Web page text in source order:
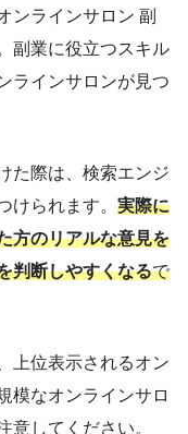
ンラインサロン 副
副業に役立つスキル
ラインサロンが見つ
た際は、検索エンジ
けられます。 実際に
方のリアルな意見を
判断しやすくなるで
上位表示されるオン
模なオンラインサロ
意してください。